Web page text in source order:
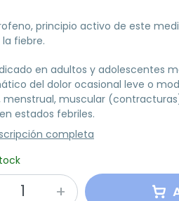
principio activo de este
fiebre.
en adultos y adolescentes
del dolor ocasional leve o
menstrual, muscular
estados febriles.
completa